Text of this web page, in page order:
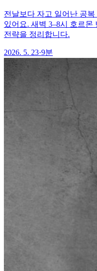
전날보다 자고 일어난 공
있어요. 새벽 3–8시 호르
전략을 정리합니다.
2026. 5. 23·9분